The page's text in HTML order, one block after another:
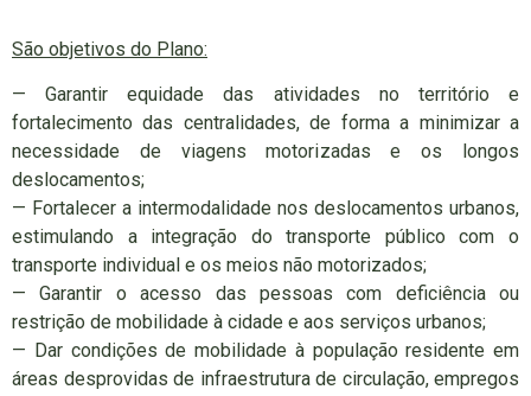
São objetivos do Plano:
— Garantir equidade das atividades no território e
fortalecimento das centralidades, de forma a minimizar a
necessidade de viagens motorizadas e os longos
deslocamentos;
— Fortalecer a intermodalidade nos deslocamentos urbanos,
estimulando a integração do transporte público com o
transporte individual e os meios não motorizados;
— Garantir o acesso das pessoas com deficiência ou
restrição de mobilidade à cidade e aos serviços urbanos;
— Dar condições de mobilidade à população residente em
áreas desprovidas de infraestrutura de circulação, empregos